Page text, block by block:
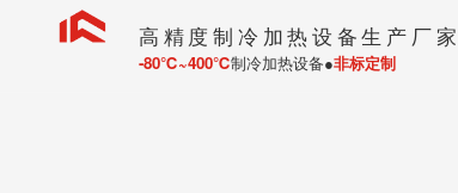
高精度制冷加热设备生产厂家
-80℃~400℃制冷加热设备●非标定制